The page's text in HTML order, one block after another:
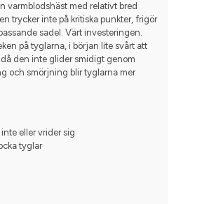
varmblodshäst med relativt bred
trycker inte på kritiska punkter, frigör
sadel. Värt investeringen.
på tyglarna, i början lite svårt att
den inte glider smidigt genom
och smörjning blir tyglarna mer
eller vrider sig
tyglar